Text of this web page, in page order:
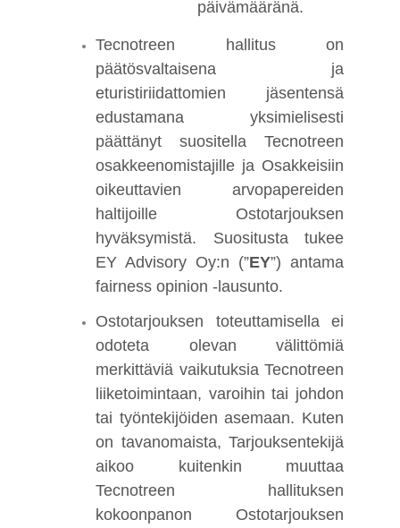
päivämääränä.
Tecnotreen hallitus on
päätösvaltaisena ja
eturistiriidattomien jäsentensä
edustamana yksimielisesti
päättänyt suositella Tecnotreen
osakkeenomistajille ja Osakkeisiin
oikeuttavien arvopapereiden
haltijoille Ostotarjouksen
hyväksymistä. Suositusta tukee
EY Advisory Oy:n (”EY”) antama
fairness opinion -lausunto.
Ostotarjouksen toteuttamisella ei
odoteta olevan välittömiä
merkittäviä vaikutuksia Tecnotreen
liiketoimintaan, varoihin tai johdon
tai työntekijöiden asemaan. Kuten
on tavanomaista, Tarjouksentekijä
aikoo kuitenkin muuttaa
Tecnotreen hallituksen
kokoonpanon Ostotarjouksen